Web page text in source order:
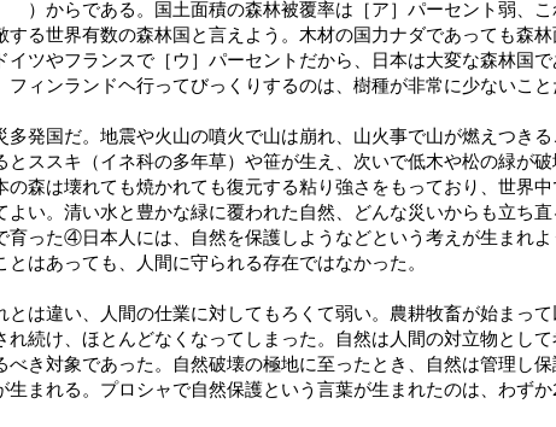
らである。国土面積の森林被覆率は［ア］パーセント弱、こ
る世界有数の森林国と言えよう。木材の国力ナダであっても森
イツやフランスで［ウ］パーセントだから、日本は大変な森林国
フィンランドヘ行ってびっくりするのは、樹種が非常に少ないこ
発国だ。地震や火山の噴火で山は崩れ、山火事で山が燃えつき
とススキ（イネ科の多年草）や笹が生え、次いで低木や松の緑が
森は壊れても焼かれても復元する粘り強さをもっており、世界
い。清い水と豊かな緑に覆われた自然、どんな災いからも立ち
育った④日本人には、自然を保護しようなどという考えが生まれ
はあっても、人間に守られる存在ではなかった。
は違い、人間の仕業に対してもろくて弱い。農耕牧畜が始まっ
続け、ほとんどなくなってしまった。自然は人間の対立物とし
べき対象であった。自然破壊の極地に至ったとき、自然は管理し
生まれる。プロシャで自然保護という言葉が生まれたのは、わず